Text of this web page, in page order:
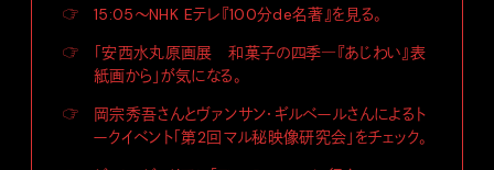
☞
15:05〜NHK Eテレ『100分de名著』を見る。
☞
「安西水丸原画展 和菓子の四季―『あじわい』表
紙画から」が気になる。
☞
岡宗秀吾さんとヴァンサン・ギルベールさんによるト
ークイベント「第2回マル秘映像研究会」をチェック。